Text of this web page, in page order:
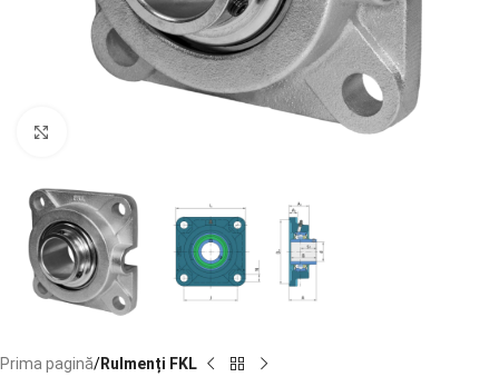
Prima pagină Rulmenți FKL